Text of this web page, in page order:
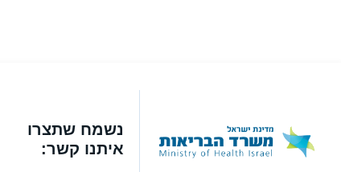
נשמח שתצרו
איתנו קשר: